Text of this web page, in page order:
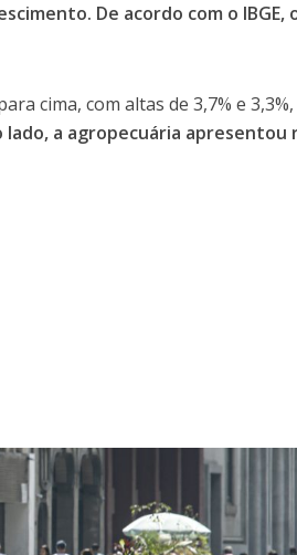
De acordo com o IBGE,
cima, com altas de 3,7% e 3,3%,
lado, a agropecuária apresentou